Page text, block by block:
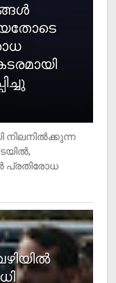
പ്രതിരോധ